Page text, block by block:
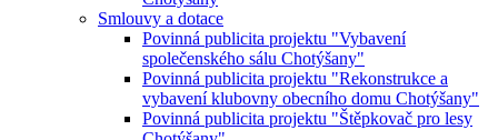
Smlouvy a dotace
Povinná publicita projektu "Vybavení
společenského sálu Chotýšany"
Povinná publicita projektu "Rekonstrukce a
vybavení klubovny obecního domu Chotýšany"
Povinná publicita projektu "Štěpkovač pro lesy